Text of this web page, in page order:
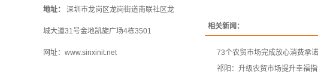
地址： 深圳市龙岗区龙岗街道南联社区龙
城大道31号金地凯旋广场4栋3501
网址：www.sinxinit.net
相关新闻：
73个农贸市场完成放心消费承
祁阳：升级农贸市场提升幸福